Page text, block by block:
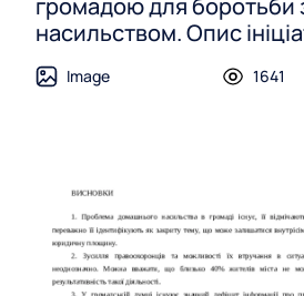
громадою для боротьби
насильством. Опис
Image 1641